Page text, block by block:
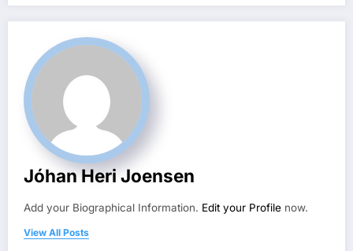
Jóhan Heri Joensen
Add your Biographical Information. Edit your Profile now.
View All Posts